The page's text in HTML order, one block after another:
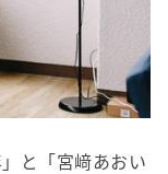
と「宮﨑あおい